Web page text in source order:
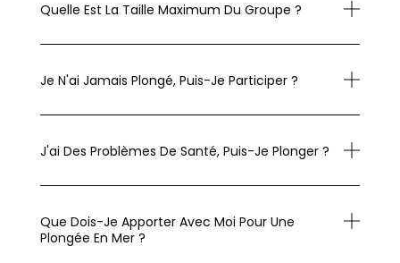
Quelle Est La Taille Maximum Du Groupe ?
Je N'ai Jamais Plongé, Puis-Je Participer ?
J'ai Des Problèmes De Santé, Puis-Je Plonger ?
Que Dois-Je Apporter Avec Moi Pour Une
Plongée En Mer ?